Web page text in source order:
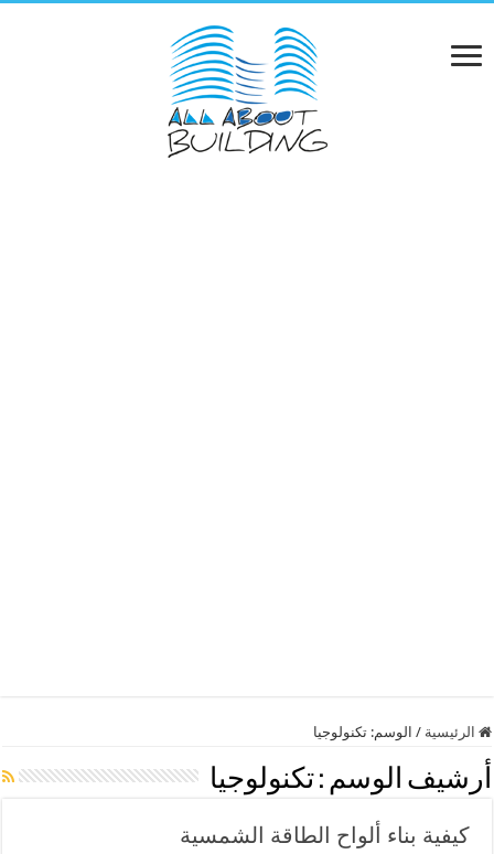
الرئيسية / الوسم: تكنولوجيا
أرشيف الوسم :تكنولوجيا
كيفية بناء ألواح الطاقة الشمسية